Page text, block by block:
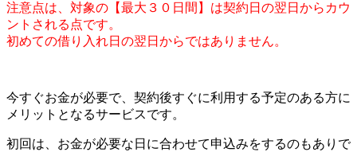
注意点は、対象の【最大３０日間】は契約日の翌日からカウ
ントされる点です。
初めての借り入れ日の翌日からではありません。
今すぐお金が必要で、契約後すぐに利用する予定のある方に
メリットとなるサービスです。
初回は、お金が必要な日に合わせて申込みをするのもありで